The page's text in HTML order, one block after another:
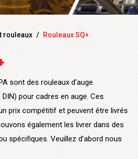
rouleaux / Rouleaux SQ+
sont des rouleaux d’auge
pour cadres en auge. Ces
prix compétitif et peuvent être livrés
également les livrer dans des
spécifiques. Veuillez d’abord nous